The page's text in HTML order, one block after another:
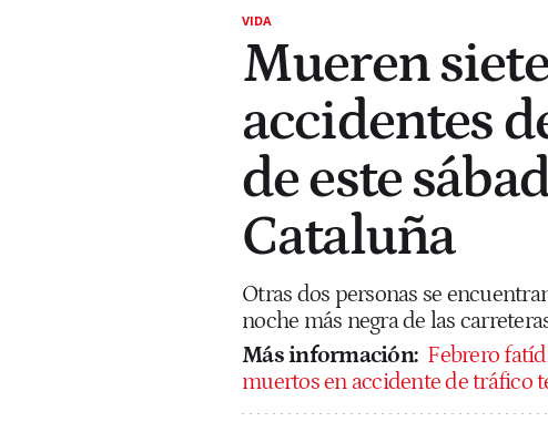
VIDA
Mueren
accidentes
de este
Cataluña
Otras dos personas se
noche más negra de las
Más información: Febrero
muertos en accidente de tráfico